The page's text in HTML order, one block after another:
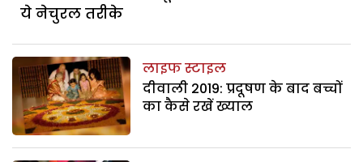
ये नेचुरल तरीके
लाइफ स्टाइल
दीवाली 2019: प्रदूषण के बाद बच्चों
का कैसे रखें ख्याल